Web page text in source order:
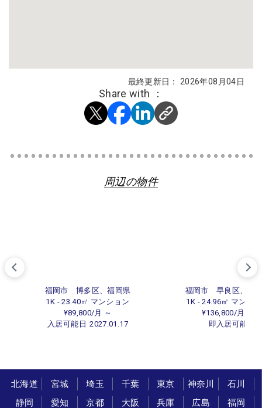
最終更新日： 2026年08月04日
Share with ：
周辺の物件
福岡市 博多区、福岡県
1K - 23.40㎡ マンション
¥89,800/月 ～
入居可能日 2027.01.17
福岡市 早良区、福
1K - 24.96㎡ マンシ
¥136,800/月 ～
即入居可能
北海道 宮城 埼玉 千葉 東京 神奈川
石川
静岡
愛知 京都 大阪 兵庫 広島 福岡